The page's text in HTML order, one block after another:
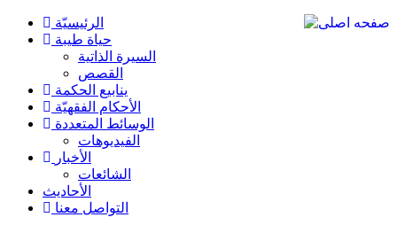
الرئیسیّة
حياة طيبة
السيرة الذاتية
القصص
ينابيع الحكمة
الأحکام الفقهیّة
الوسائط المتعددة
الفیدیوهات
الأخبار
الشائعات
الأحادیث
التواصل معنا